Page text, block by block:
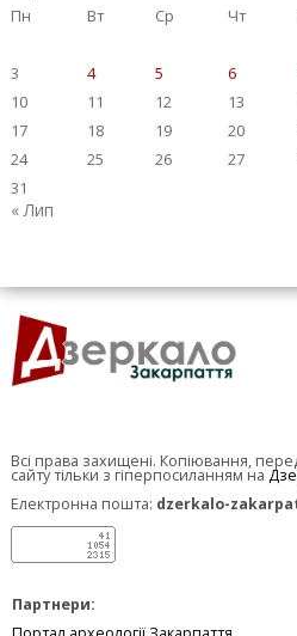
Пн
Вт Ср Чт
3
4 5 6
10
11 12 13
17
18 19 20
24
25 26 27
31
« Лип
Всі права захищені. Копіювання,
сайту тільки з гіперпосиланням на
Електронна пошта: dzerkalo-
Партнери: